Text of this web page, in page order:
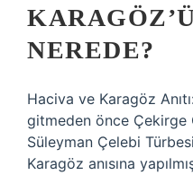
NEREDE?
Haciva ve Karagöz
gitmeden önce Çekirge
Süleyman Çelebi
Karagöz anısına